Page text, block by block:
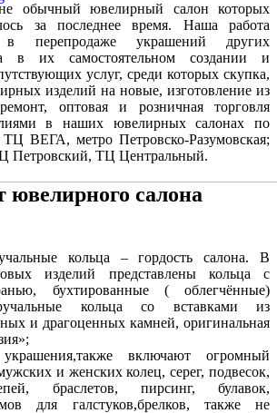
обычный ювелирный салон которых
за последнее время. Наша работа
в перепродаже украшений других
а в их самостоятельном создании и
услуг, среди которых скупка,
изделий на новые, изготовление из
оптовая и розничная торговля
в наших ювелирных салонах по
ВЕГА, метро Петровско-Разумовская;
Петровский, ТЦ Центральный.
ювелирного салона
кольца – гордость салона. В
изделий представлены кольца с
бухтированные ( облегчённые)
кольца со вставками из
и драгоценных камней, оригинальная
включают огромный
и женских колец, серег, подвесок,
браслетов, пирсинг, булавок,
для галстуков,брелков, также не